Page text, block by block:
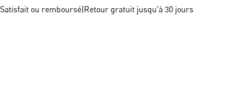
Satisfait ou remboursé Retour gratuit jusqu'à 30 jours